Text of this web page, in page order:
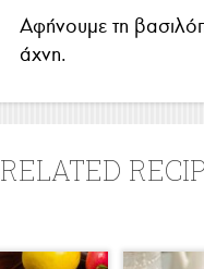
Αφήνουμε τη
άχνη.
RELATED